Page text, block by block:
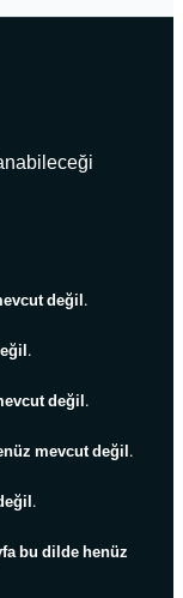
değil.
değil.
mevcut değil.
bu dilde henüz